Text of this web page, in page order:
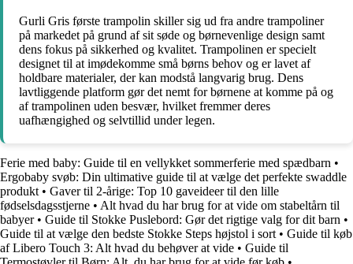
Gurli Gris første trampolin skiller sig ud fra andre trampoliner
på markedet på grund af sit søde og børnevenlige design samt
dens fokus på sikkerhed og kvalitet. Trampolinen er specielt
designet til at imødekomme små børns behov og er lavet af
holdbare materialer, der kan modstå langvarig brug. Dens
lavtliggende platform gør det nemt for børnene at komme på og
af trampolinen uden besvær, hvilket fremmer deres
uafhængighed og selvtillid under legen.
Ferie med baby: Guide til en vellykket sommerferie med spædbarn •
Ergobaby svøb: Din ultimative guide til at vælge det perfekte swaddle
produkt • Gaver til 2-årige: Top 10 gaveideer til den lille
fødselsdagsstjerne • Alt hvad du har brug for at vide om stabeltårn til
babyer• Guide til Stokke Puslebord: Gør det rigtige valg for dit barn •
Guide til at vælge den bedste Stokke Steps højstol i sort • Guide til køb
af Libero Touch 3: Alt hvad du behøver at vide • Guide til